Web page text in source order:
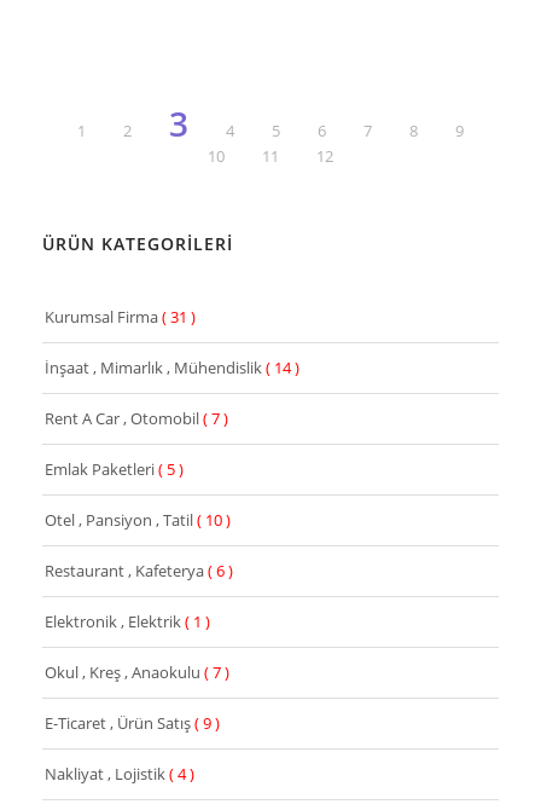
1 2 3 4 5 6 7 8
9
10
11 12
ÜRÜN KATEGORİLERİ
Kurumsal Firma( 31 )
İnşaat , Mimarlık , Mühendislik( 14 )
Rent A Car , Otomobil( 7 )
Emlak Paketleri( 5 )
Otel , Pansiyon , Tatil( 10 )
Restaurant , Kafeterya( 6 )
Elektronik , Elektrik( 1 )
Okul , Kreş , Anaokulu ( 7 )
E-Ticaret , Ürün Satış( 9 )
Nakliyat , Lojistik( 4 )